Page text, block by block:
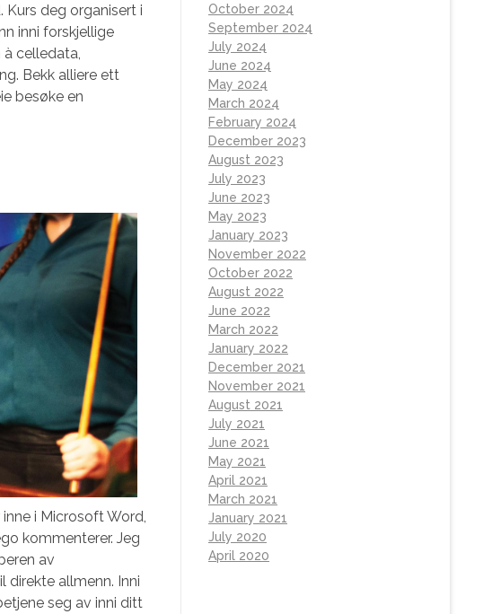
Kurs deg organisert i
inni forskjellige
celledata,
Bekk alliere ett
besøke en
i Microsoft Word,
kommenterer. Jeg
av
direkte allmenn. Inni
seg av inni ditt
October 2024
September 2024
July 2024
June 2024
May 2024
March 2024
February 2024
December 2023
August 2023
July 2023
June 2023
May 2023
January 2023
November 2022
October 2022
August 2022
June 2022
March 2022
January 2022
December 2021
November 2021
August 2021
July 2021
June 2021
May 2021
April 2021
March 2021
January 2021
July 2020
April 2020